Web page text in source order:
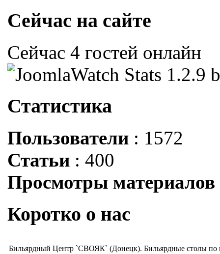
Сейчас на сайте
Сейчас 4 гостей онлайн
Статистика
Пользователи : 1572
Статьи : 400
Просмотры материалов
Коротко о нас
Бильярдный Центр `СВОЯК` (Донецк). Бильярдные столы по